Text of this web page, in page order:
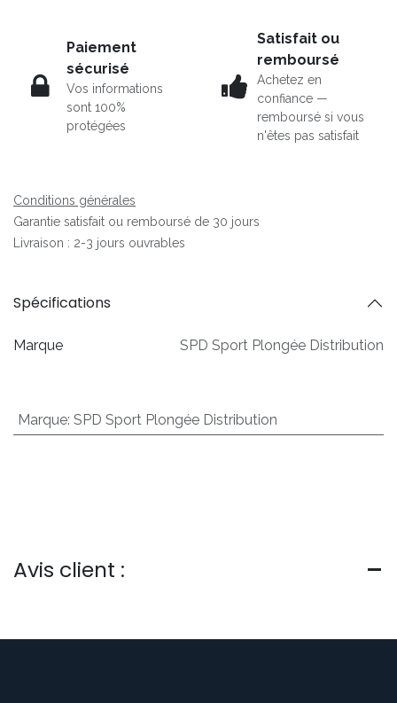
Paiement
sécurisé
Vos informations
sont 100%
protégées
Satisfait ou
remboursé
Achetez en
confiance —
remboursé si vous
n'êtes pas satisfait
Conditions générales
Garantie satisfait ou remboursé de 30 jours
Livraison : 2-3 jours ouvrables
Spécifications
Marque SPD Sport Plongée Distribution
Marque: SPD Sport Plongée Distribution
Avis client :